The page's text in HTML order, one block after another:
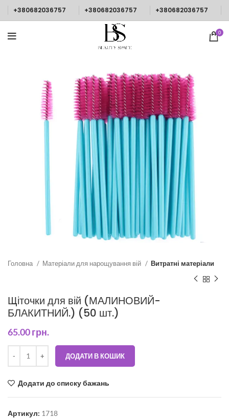
+380682036757 +380682036757 +380682036757
0
Головна Матеріали для нарощування вій Витратні матеріали
Щіточки для вій (МАЛИНОВИЙ-
БЛАКИТНИЙ.) (50 шт.)
65.00грн.
ДОДАТИ В КОШИК
Додати до списку бажань
Артикул: 1718